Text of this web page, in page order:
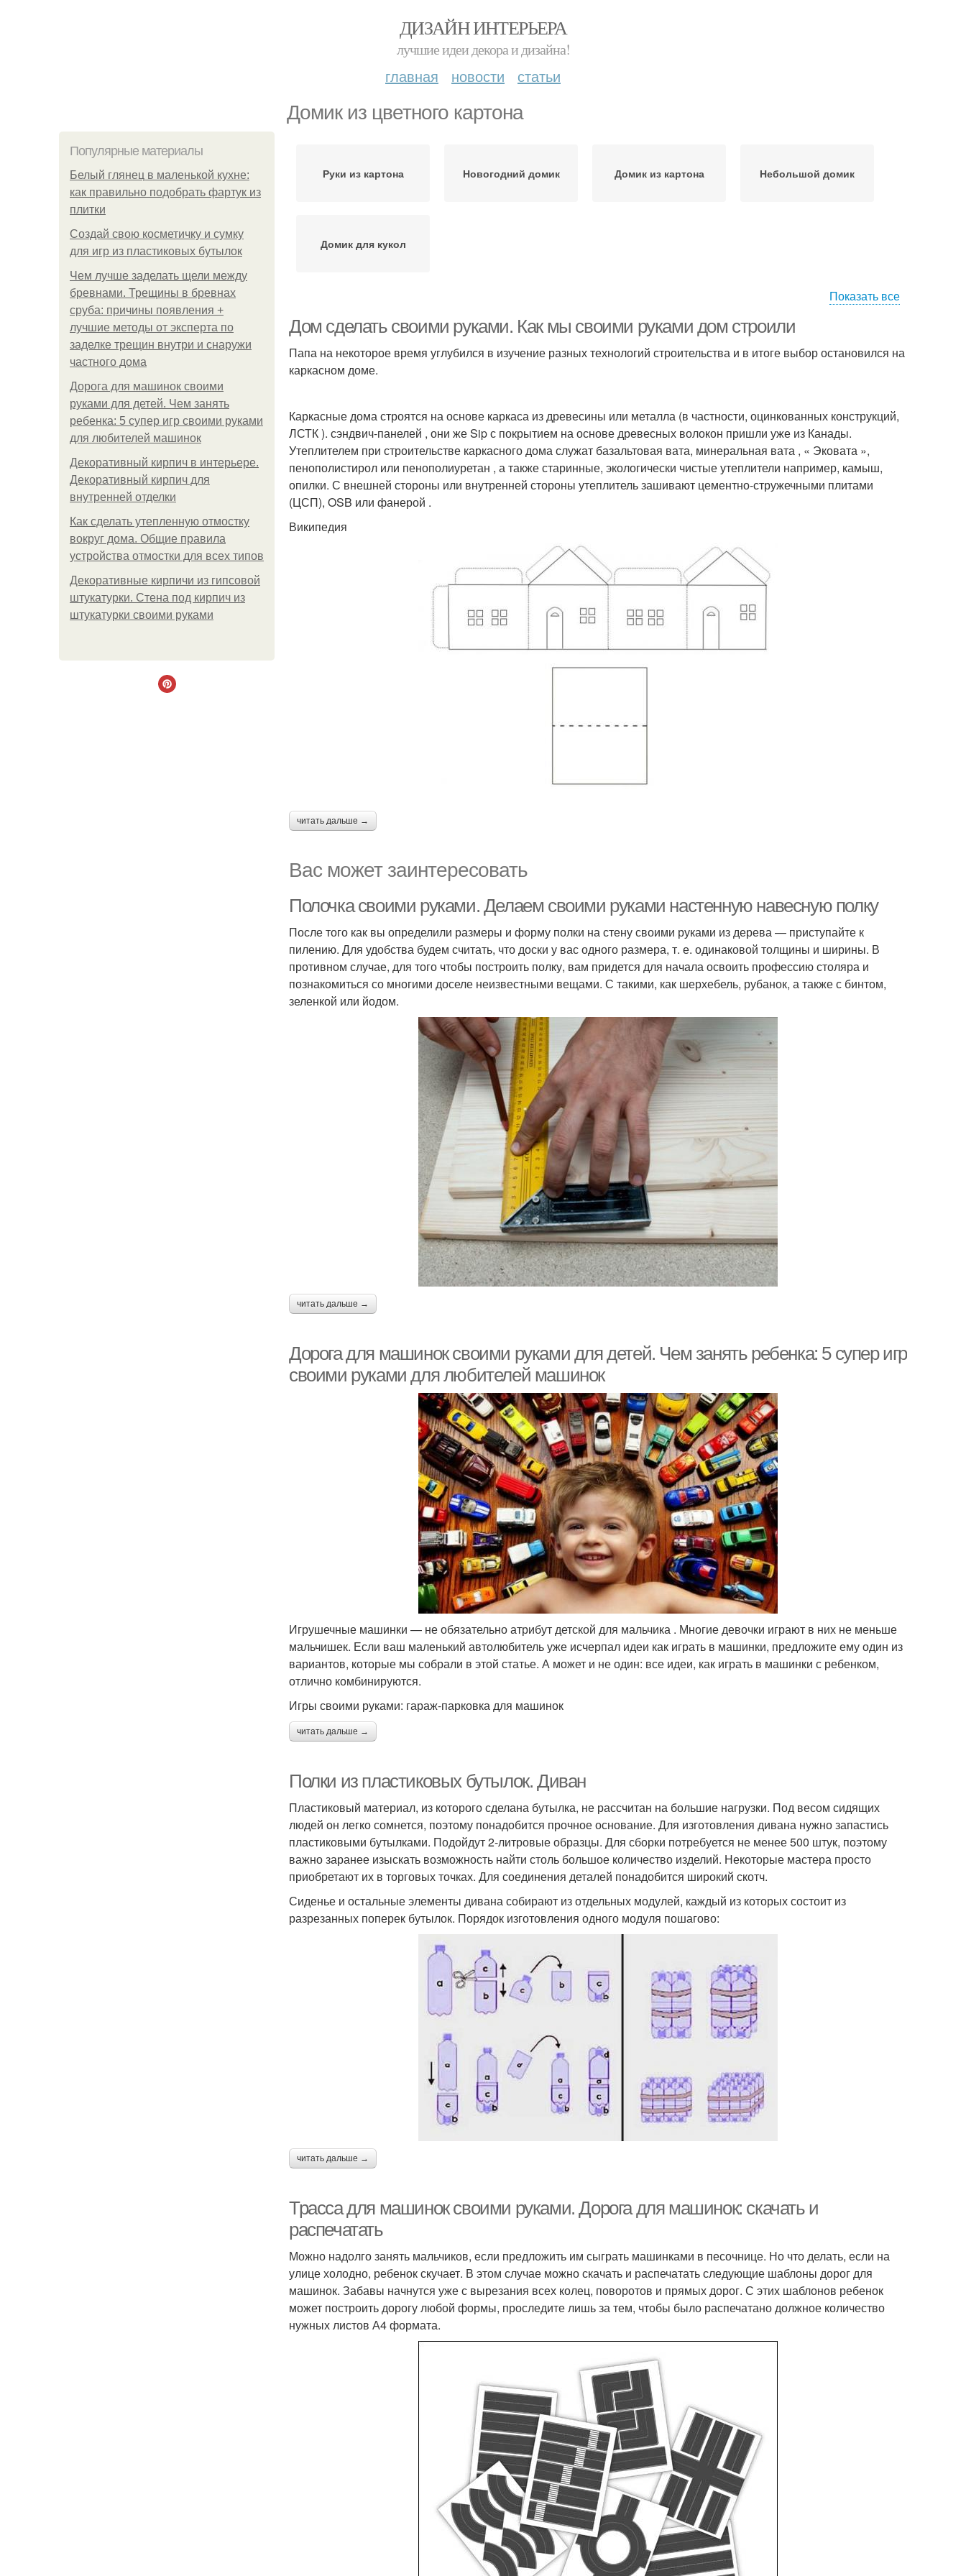
ДИЗАЙН ИНТЕРЬЕРА
лучшие идеи декора и дизайна!
главная новости статьи
Домик из цветного картона
Популярные материалы
Белый глянец в маленькой кухне:
как правильно подобрать фартук из
плитки
Создай свою косметичку и сумку
для игр из пластиковых бутылок
Чем лучше заделать щели между
бревнами. Трещины в бревнах
сруба: причины появления +
лучшие методы от эксперта по
заделке трещин внутри и снаружи
частного дома
Дорога для машинок своими
руками для детей. Чем занять
ребенка: 5 супер игр своими руками
для любителей машинок
Декоративный кирпич в интерьере.
Декоративный кирпич для
внутренней отделки
Как сделать утепленную отмостку
вокруг дома. Общие правила
устройства отмостки для всех типов
Декоративные кирпичи из гипсовой
штукатурки. Стена под кирпич из
штукатурки своими руками
Руки из картона Новогодний домик Домик из картона Небольшой домик
Домик для кукол
Показать все
Дом сделать своими руками. Как мы своими руками дом строили
Папа на некоторое время углубился в изучение разных технологий строительства и в итоге выбор остановился на
каркасном доме.
Каркасные дома строятся на основе каркаса из древесины или металла (в частности, оцинкованных конструкций,
ЛСТК ). сэндвич-панелей , они же Sip с покрытием на основе древесных волокон пришли уже из Канады.
Утеплителем при строительстве каркасного дома служат базальтовая вата, минеральная вата , « Эковата »,
пенополистирол или пенополиуретан , а также старинные, экологически чистые утеплители например, камыш,
опилки. С внешней стороны или внутренней стороны утеплитель зашивают цементно-стружечными плитами
(ЦСП), OSB или фанерой .
Википедия
читать дальше →
Вас может заинтересовать
Полочка своими руками. Делаем своими руками настенную навесную полку
После того как вы определили размеры и форму полки на стену своими руками из дерева — приступайте к
пилению. Для удобства будем считать, что доски у вас одного размера, т. е. одинаковой толщины и ширины. В
противном случае, для того чтобы построить полку, вам придется для начала освоить профессию столяра и
познакомиться со многими доселе неизвестными вещами. С такими, как шерхебель, рубанок, а также с бинтом,
зеленкой или йодом.
читать дальше →
Дорога для машинок своими руками для детей. Чем занять ребенка: 5 супер игр
своими руками для любителей машинок
Игрушечные машинки — не обязательно атрибут детской для мальчика . Многие девочки играют в них не меньше
мальчишек. Если ваш маленький автолюбитель уже исчерпал идеи как играть в машинки, предложите ему один из
вариантов, которые мы собрали в этой статье. А может и не один: все идеи, как играть в машинки с ребенком,
отлично комбинируются.
Игры своими руками: гараж-парковка для машинок
читать дальше →
Полки из пластиковых бутылок. Диван
Пластиковый материал, из которого сделана бутылка, не рассчитан на большие нагрузки. Под весом сидящих
людей он легко сомнется, поэтому понадобится прочное основание. Для изготовления дивана нужно запастись
пластиковыми бутылками. Подойдут 2-литровые образцы. Для сборки потребуется не менее 500 штук, поэтому
важно заранее изыскать возможность найти столь большое количество изделий. Некоторые мастера просто
приобретают их в торговых точках. Для соединения деталей понадобится широкий скотч.
Сиденье и остальные элементы дивана собирают из отдельных модулей, каждый из которых состоит из
разрезанных поперек бутылок. Порядок изготовления одного модуля пошагово:
читать дальше →
Трасса для машинок своими руками. Дорога для машинок: скачать и
распечатать
Можно надолго занять мальчиков, если предложить им сыграть машинками в песочнице. Но что делать, если на
улице холодно, ребенок скучает. В этом случае можно скачать и распечатать следующие шаблоны дорог для
машинок. Забавы начнутся уже с вырезания всех колец, поворотов и прямых дорог. С этих шаблонов ребенок
может построить дорогу любой формы, проследите лишь за тем, чтобы было распечатано должное количество
нужных листов А4 формата.